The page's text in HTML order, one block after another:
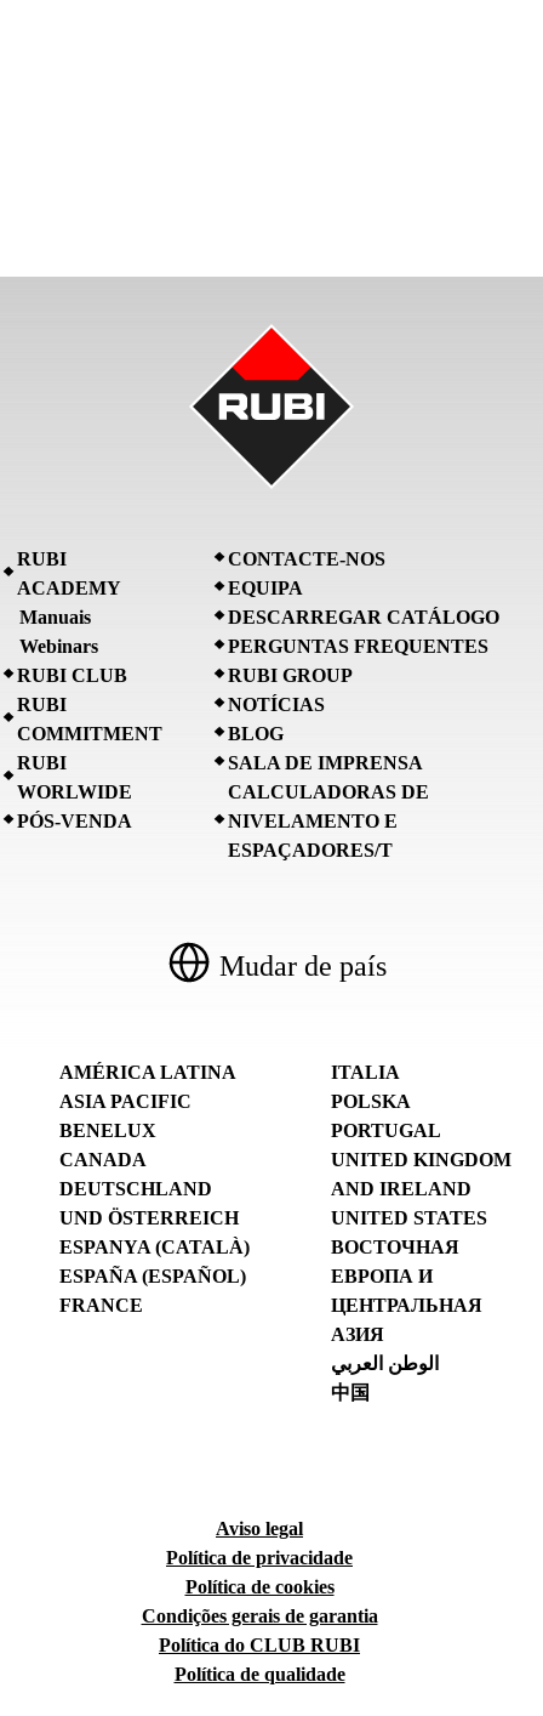
RUBI
ACADEMY
Manuais
Webinars
RUBI CLUB
RUBI
COMMITMENT
RUBI
WORLWIDE
PÓS-VENDA
CONTACTE-NOS
EQUIPA
DESCARREGAR CATÁLOGO
PERGUNTAS FREQUENTES
RUBI GROUP
NOTÍCIAS
BLOG
SALA DE IMPRENSA
CALCULADORAS DE
NIVELAMENTO E
ESPAÇADORES/T
Mudar de país
AMÉRICA LATINA
ASIA PACIFIC
BENELUX
CANADA
DEUTSCHLAND
UND ÖSTERREICH
ESPANYA (CATALÀ)
ESPAÑA (ESPAÑOL)
FRANCE
ITALIA
POLSKA
PORTUGAL
UNITED KINGDOM
AND IRELAND
UNITED STATES
ВОСТОЧНАЯ
ЕВРОПА И
ЦЕНТРАЛЬНАЯ
АЗИЯ
الوطن العربي
中国
Aviso legal
Política de privacidade
Política de cookies
Condições gerais de garantia
Política do CLUB RUBI
Política de qualidade